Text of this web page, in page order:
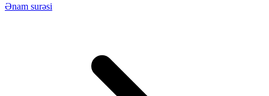
Ənam surəsi